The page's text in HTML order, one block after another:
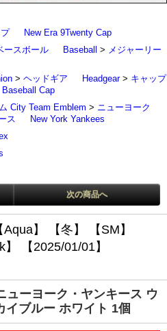
New Era 9Twenty Cap
ースボール Baseball > メジャーリー
> ヘッドギア Headgear> キャップ
Cap
City Team Emblem > ニューヨーク
ス
New York Yankees
次の商品へ
Aqua】 【冬】
【SM】
】
【2025/01/01】
ューヨーク・ヤンキース ウ
イブルー ホワイト 1個